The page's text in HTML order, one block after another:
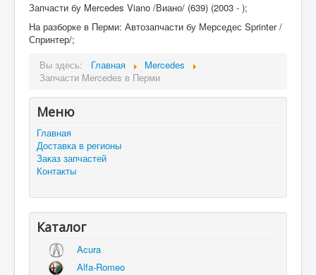
Запчасти бу Mercedes Viano /Виано/ (639) (2003 - );
На разборке в Перми: Автозапчасти бу Мерседес Sprinter /
Спринтер/;
Вы здесь:
Главная
Mercedes
Запчасти Mercedes в Перми
Меню
Главная
Доставка в регионы
Заказ запчастей
Контакты
Каталог
Acura
Alfa-Romeo